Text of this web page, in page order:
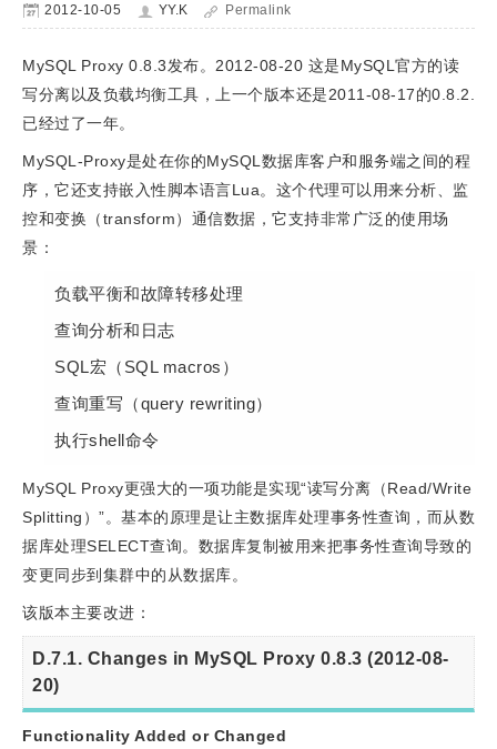
2012-10-05 YY.K Permalink
MySQL Proxy 0.8.3发布。2012-08-20 这是MySQL官方的读
写分离以及负载均衡工具，上一个版本还是2011-08-17的0.8.2.
已经过了一年。
MySQL-Proxy是处在你的MySQL数据库客户和服务端之间的程
序，它还支持嵌入性脚本语言Lua。 这个代理可以用来分析、监
控和变换（transform）通信数据，它支持非常广泛的使用场
景：
负载平衡和故障转移处理
查询分析和日志
SQL宏（SQL macros）
查询重写（query rewriting）
执行shell命令
MySQL Proxy更强大的一项功能是实现“读写分离（Read/Write
Splitting）”。基本的原理是让主数据库处理事务性查询，而从数
据库处理SELECT查询。数据库复制被用来把事务性查询导致的
变更同步到集群中的从数据库。
该版本主要改进：
D.7.1. Changes in MySQL Proxy 0.8.3 (2012-08-
20)
Functionality Added or Changed